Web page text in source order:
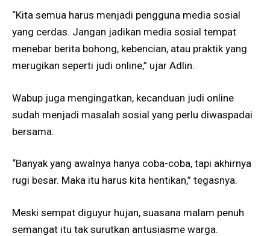
“Kita semua harus menjadi pengguna media sosial
yang cerdas. Jangan jadikan media sosial tempat
menebar berita bohong, kebencian, atau praktik yang
merugikan seperti judi online,” ujar Adlin.
Wabup juga mengingatkan, kecanduan judi online
sudah menjadi masalah sosial yang perlu diwaspadai
bersama.
“Banyak yang awalnya hanya coba-coba, tapi akhirnya
rugi besar. Maka itu harus kita hentikan,” tegasnya.
Meski sempat diguyur hujan, suasana malam penuh
semangat itu tak surutkan antusiasme warga.